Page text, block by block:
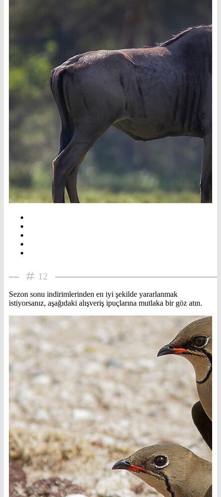
12
Sezon sonu indirimlerinden en iyi şekilde yararlanmak
istiyorsanız, aşağıdaki alışveriş ipuçlarına mutlaka bir göz atın.